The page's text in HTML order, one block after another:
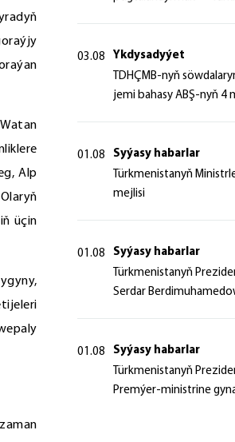
Alp
üçin
03.08
Ykdysadyýet
TDHÇMB-nyň
jemi bahasy ABŞ-nyň 4
01.08
Syýasy habarlar
Türkmenistanyň
mejlisi
01.08
Syýasy habarlar
Türkmenistanyň
Serdar
01.08
Syýasy habarlar
Türkmenistanyň
Premýer-ministrine